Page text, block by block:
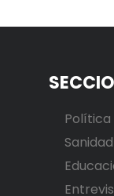
Política
Sanidad